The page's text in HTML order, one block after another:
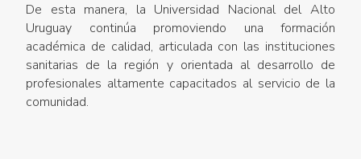
De esta manera, la Universidad Nacional del Alto
Uruguay continúa promoviendo una formación
académica de calidad, articulada con las instituciones
sanitarias de la región y orientada al desarrollo de
profesionales altamente capacitados al servicio de la
comunidad.